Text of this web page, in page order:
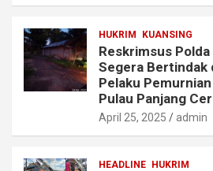
HUKRIM KUANSING
Reskrimsus
Segera Bertindak
Pelaku
Pulau Panjang
April 25, 2025 admin
HEADLINE HUKRIM